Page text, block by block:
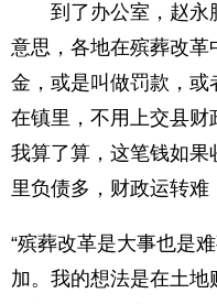
到了办公室，赵永
意思，各地在殡葬改
金，或是叫做罚款，或
在镇里，不用上交县财
我算了算，这笔钱如
里负债多，财政运转难
“殡葬改革是大事也是
加。我的想法是在土